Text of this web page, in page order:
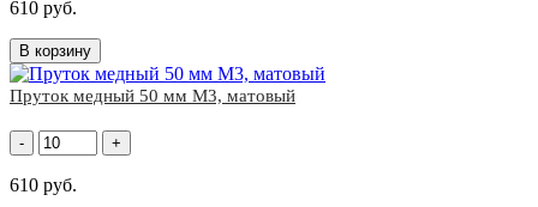
610 руб.
В корзину
Пруток медный 50 мм М3, матовый
- +
610 руб.